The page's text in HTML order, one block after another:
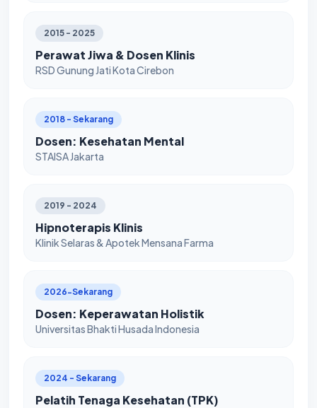
2015 - 2025
Perawat Jiwa & Dosen Klinis
RSD Gunung Jati Kota Cirebon
2018 - Sekarang
Dosen: Kesehatan Mental
STAISA Jakarta
2019 - 2024
Hipnoterapis Klinis
Klinik Selaras & Apotek Mensana Farma
2026-Sekarang
Dosen: Keperawatan Holistik
Universitas Bhakti Husada Indonesia
2024 - Sekarang
Pelatih Tenaga Kesehatan (TPK)